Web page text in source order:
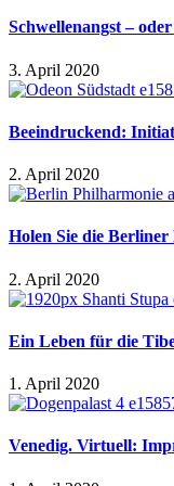
Schwellenangst –
3. April 2020
Beeindruckend:
2. April 2020
Holen Sie die
2. April 2020
Ein Leben für die
1. April 2020
Venedig. Virtuell: